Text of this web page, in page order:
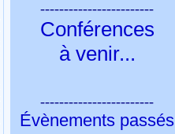
------------------------
Conférences
à venir...
------------------------
Évènements passés